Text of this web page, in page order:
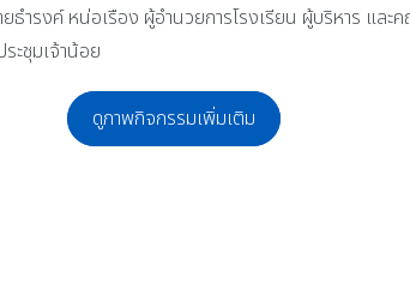
ำรงค์ หน่อเรือง ผู้อำนวยการโรงเรียน ผู้บริหาร แ
ะชุมเจ้าน้อย
ดูภาพกิจกรรมเพิ่มเติม
ดการสอบคัดเลือกนักเรียน เพื่อเข้าศึกษาต่อในระดับชั้น
วยการโรงเรียนจักรคำคณาทร จังหวัดลำพูน พร้อมด้วยผู้